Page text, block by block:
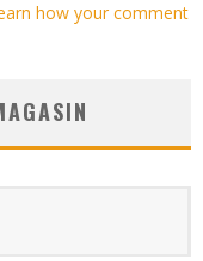
how your comment